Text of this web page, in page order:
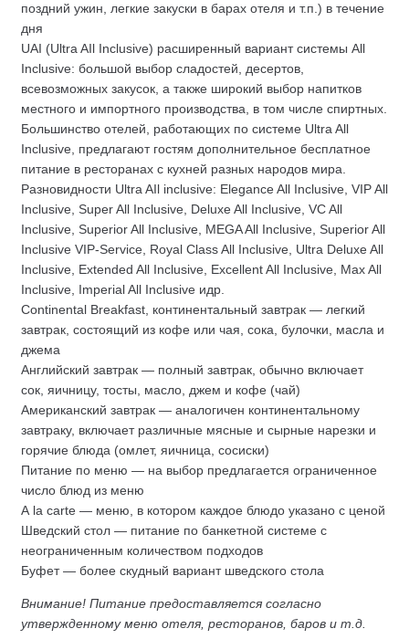
поздний ужин, легкие закуски в барах отеля и т.п.) в течение
дня
UAI (Ultra AIl Inclusive) расширенный вариант системы All
Inclusive: большой выбор сладостей, десертов,
всевозможных закусок, а также широкий выбор напитков
местного и импортного производства, в том числе спиртных.
Большинство отелей, работающих по системе Ultra All
Inclusive, предлагают гостям дополнительное бесплатное
питание в ресторанах с кухней разных народов мира.
Разновидности Ultra AIl inclusive: Elegance All Inclusive, VIP All
Inclusive, Super All Inclusive, Deluxe All Inclusive, VC All
Inclusive, Superior All Inclusive, MEGA All Inclusive, Superior All
Inclusive VIP-Service, Royal Class All Inclusive, Ultra Deluxe All
Inclusive, Extended All Inclusive, Excellent All Inclusive, Max All
Inclusive, Imperial All Inclusive идр.
Continental Breakfast, континентальный завтрак — легкий
завтрак, состоящий из кофе или чая, сока, булочки, масла и
джема
Английский завтрак — полный завтрак, обычно включает
сок, яичницу, тосты, масло, джем и кофе (чай)
Американский завтрак — аналогичен континентальному
завтраку, включает различные мясные и сырные нарезки и
горячие блюда (омлет, яичница, сосиски)
Питание по меню — на выбор предлагается ограниченное
число блюд из меню
A la carte — меню, в котором каждое блюдо указано с ценой
Шведский стол — питание по банкетной системе с
неограниченным количеством подходов
Буфет — более скудный вариант шведского стола
Внимание! Питание предоставляется согласно
утвержденному меню отеля, ресторанов, баров и т.д.